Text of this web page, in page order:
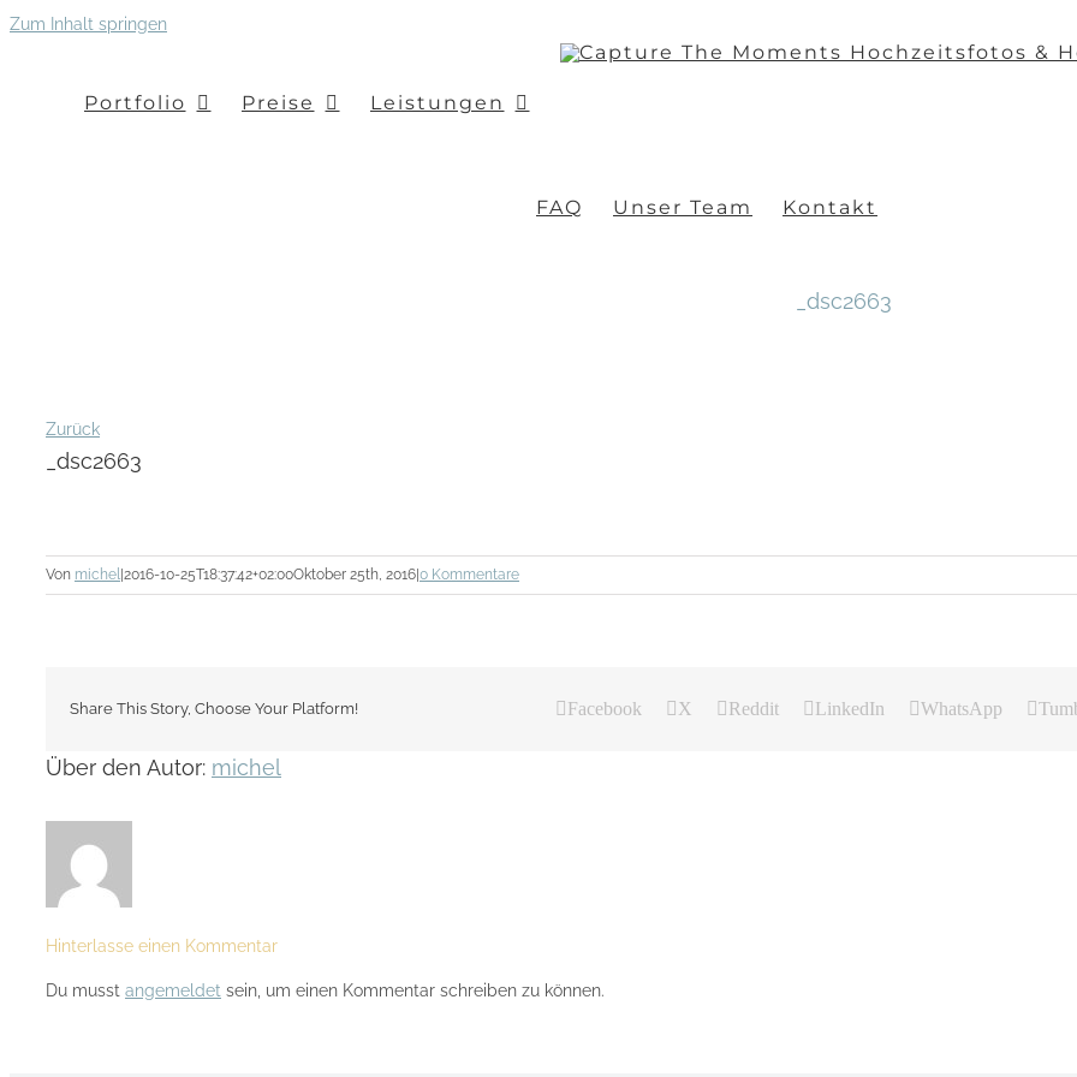
Zum Inhalt springen
Portfolio Preise Leistungen
FAQ Unser Team Kontakt
_dsc2663
Zurück
_dsc2663
Von michel |2016-10-25T18:37:42+02:00Oktober 25th, 2016|0 Kommentare
Share This Story, Choose Your Platform! Facebook X Reddit LinkedIn WhatsApp
Über den Autor: michel
Hinterlasse einen Kommentar
Du musst angemeldet sein, um einen Kommentar schreiben zu können.